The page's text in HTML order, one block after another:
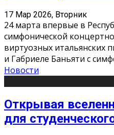
17 Мар 2026, Вторник
24 марта впервые в
симфонической
виртуозных итальянских
и Габриеле Баньяти с
Новости
Открывая
для